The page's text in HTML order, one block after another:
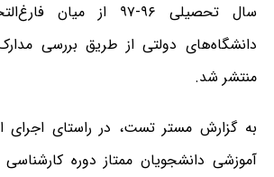
سال تحصیلی ۹۶-۹۷ از
دانشگاه‌های دولتی از طریق بررسی
منتشر شد.
به گزارش مستر تست، در راستای اجرای
آموزشی دانشجویان ممتاز دوره